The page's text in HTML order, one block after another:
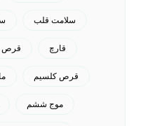
سلامت قلب
قارچ قرص
قرص کلسیم
موج ششم